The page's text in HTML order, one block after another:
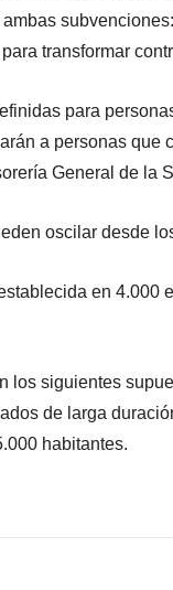
transformar
para
a personas que
General de la
oscilar desde
en 4.000
los siguientes
de larga
habitantes.